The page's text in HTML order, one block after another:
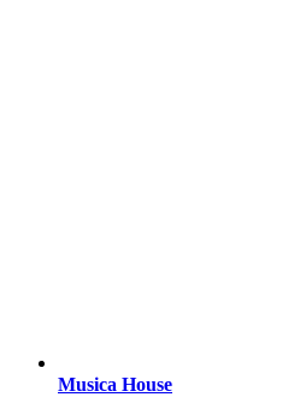
Musica House